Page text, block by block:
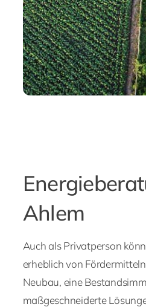
Ahlem
Auch als Privatperson
erheblich von
Neubau, eine
maßgeschneiderte